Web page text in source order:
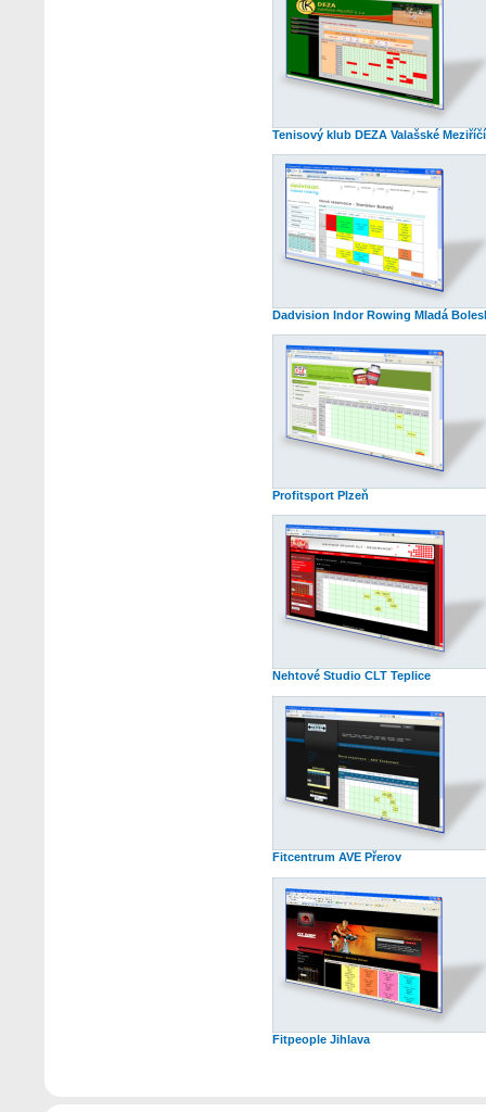
Tenisový klub DEZA Valašské Meziříčí
Dadvision Indor Rowing Mladá
Profitsport Plzeň
Nehtové Studio CLT Teplice
Fitcentrum AVE Přerov
Fitpeople Jihlava